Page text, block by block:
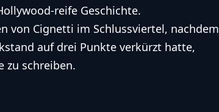
reife Geschichte.
von Cignetti im Schlussviertel, nachdem
auf drei Punkte verkürzt hatte,
zu schreiben.